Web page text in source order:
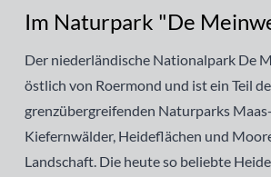
Im Naturpark "De
Der niederländische Nationalpark De
östlich von Roermond und ist ein Teil
grenzübergreifenden Naturparks
Kiefernwälder, Heideflächen und
Landschaft. Die heute so beliebte